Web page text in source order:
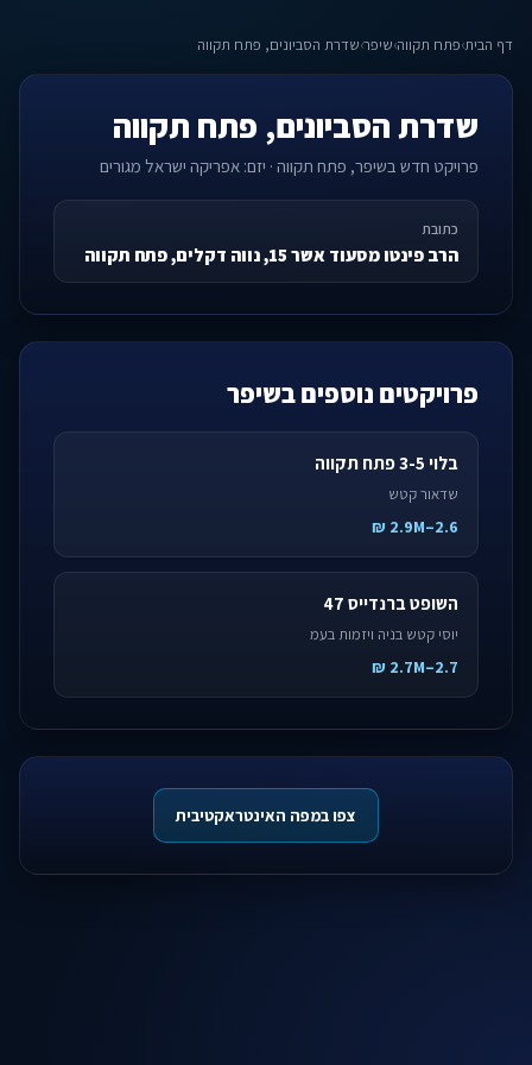
דף הבית›פתח תקווה›שיפר›שדרת הסביונים, פתח תקווה
שדרת הסביונים, פתח תקווה
פרויקט חדש בשיפר, פתח תקווה · יזם: אפריקה ישראל מגורים
כתובת
הרב פינטו מסעוד אשר 15, נווה דקלים, פתח תקווה
פרויקטים נוספים בשיפר
בלוי 3-5 פתח תקווה
שדאור קטש
2.6–2.9M ₪
השופט ברנדייס 47
יוסי קטש בניה ויזמות בעמ
2.7–2.7M ₪
צפו במפה האינטראקטיבית